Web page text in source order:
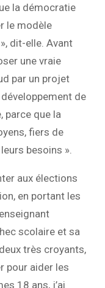
la démocratie
le modèle
dit-elle. Avant
une vraie
par un projet
de
parce que la
fiers de
besoins ».
aux élections
en portant les
scolaire et sa
très croyants,
pour aider les
18 ans, j’ai